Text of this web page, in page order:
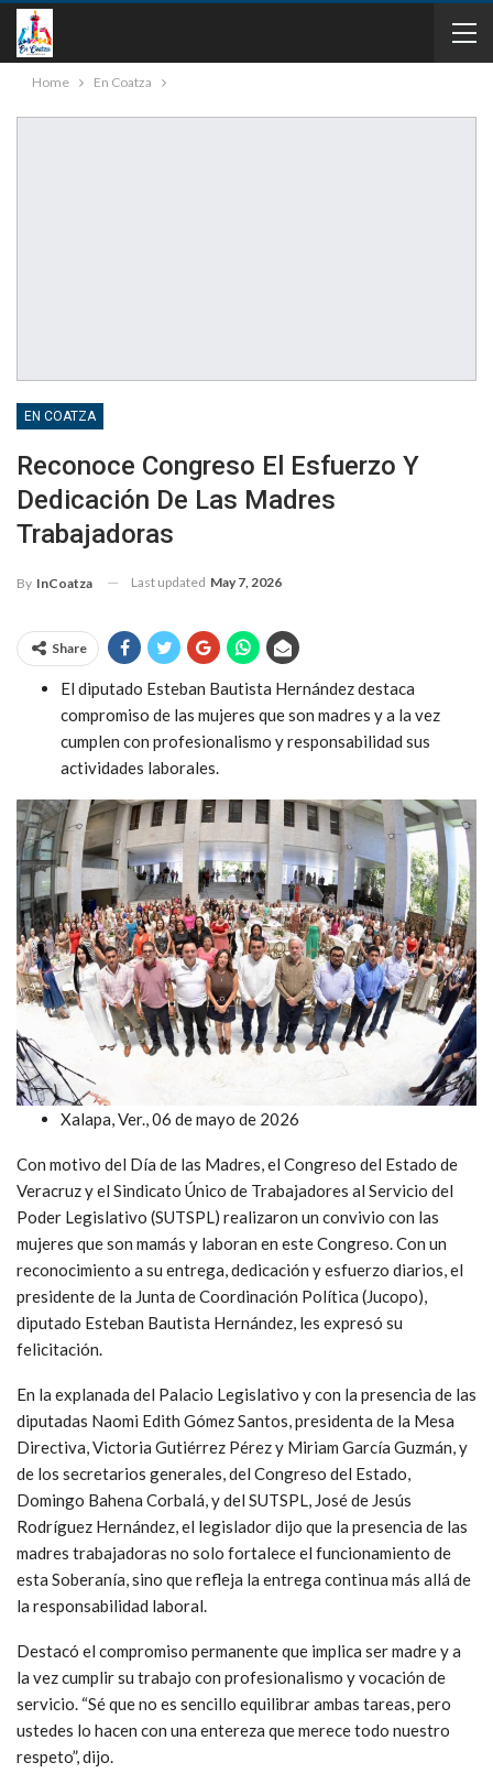
Home En Coatza
EN COATZA
Reconoce Congreso El Esfuerzo Y
Dedicación De Las Madres
Trabajadoras
By InCoatza Last updated May 7, 2026
Share
El diputado Esteban Bautista Hernández destaca
compromiso de las mujeres que son madres y a la vez
cumplen con profesionalismo y responsabilidad sus
actividades laborales.
Xalapa, Ver., 06 de mayo de 2026
Con motivo del Día de las Madres, el Congreso del Estado de
Veracruz y el Sindicato Único de Trabajadores al Servicio del
Poder Legislativo (SUTSPL) realizaron un convivio con las
mujeres que son mamás y laboran en este Congreso. Con un
reconocimiento a su entrega, dedicación y esfuerzo diarios, el
presidente de la Junta de Coordinación Política (Jucopo),
diputado Esteban Bautista Hernández, les expresó su
felicitación.
En la explanada del Palacio Legislativo y con la presencia de las
diputadas Naomi Edith Gómez Santos, presidenta de la Mesa
Directiva, Victoria Gutiérrez Pérez y Miriam García Guzmán, y
de los secretarios generales, del Congreso del Estado,
Domingo Bahena Corbalá, y del SUTSPL, José de Jesús
Rodríguez Hernández, el legislador dijo que la presencia de las
madres trabajadoras no solo fortalece el funcionamiento de
esta Soberanía, sino que refleja la entrega continua más allá de
la responsabilidad laboral.
Destacó el compromiso permanente que implica ser madre y a
la vez cumplir su trabajo con profesionalismo y vocación de
servicio. “Sé que no es sencillo equilibrar ambas tareas, pero
ustedes lo hacen con una entereza que merece todo nuestro
respeto”, dijo.